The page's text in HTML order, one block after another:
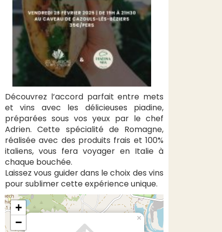
Découvrez l’accord parfait entre mets
et vins avec les délicieuses piadine,
préparées sous vos yeux par le chef
Adrien. Cette spécialité de Romagne,
réalisée avec des produits frais et 100%
italiens, vous fera voyager en Italie à
chaque bouchée.
Laissez vous guider dans le choix des vins
pour sublimer cette expérience unique.
×
+
−